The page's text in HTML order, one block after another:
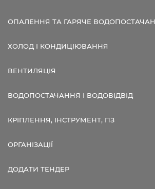
ОПАЛЕННЯ ТА ГАРЯЧЕ
ХОЛОД І КОНДИЦІЮВАННЯ
ВЕНТИЛЯЦІЯ
ВОДОПОСТАЧАННЯ І ВОДОВІДВІД
КРІПЛЕННЯ, ІНСТРУМЕНТ, ПЗ
ОРГАНІЗАЦІЇ
ДОДАТИ ТЕНДЕР